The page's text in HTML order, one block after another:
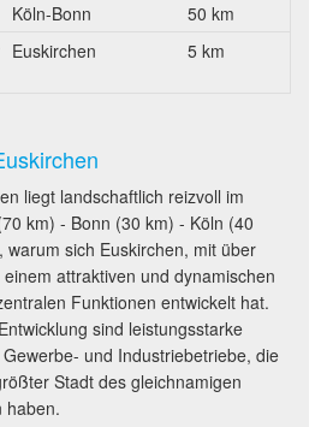
Köln-Bonn
50 km
Euskirchen 5 km
liegt landschaftlich reizvoll im
km) - Bonn (30 km) - Köln (40
warum sich Euskirchen, mit über
attraktiven und dynamischen
Funktionen entwickelt hat.
sind leistungsstarke
und Industriebetriebe, die
Stadt des gleichnamigen
haben.